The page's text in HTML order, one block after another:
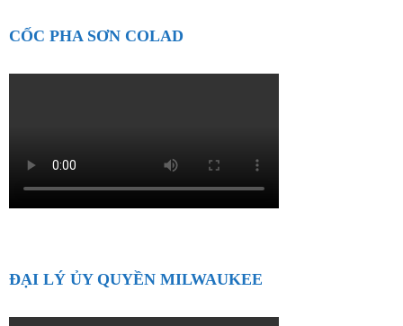
CỐC PHA SƠN COLAD
ĐẠI LÝ ỦY QUYỀN MILWAUKEE